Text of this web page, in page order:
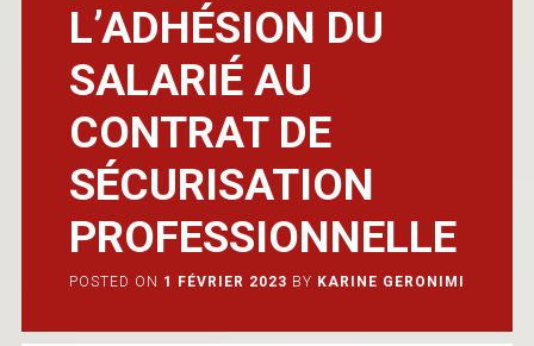
L’ADHÉSION DU
SALARIÉ AU
CONTRAT DE
SÉCURISATION
PROFESSIONNELLE
POSTED ON 1 FÉVRIER 2023 BY KARINE GERONIMI